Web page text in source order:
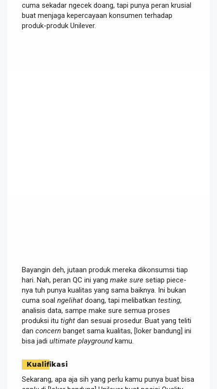
cuma sekadar ngecek doang, tapi punya peran krusial
buat menjaga kepercayaan konsumen terhadap
produk-produk Unilever.
Bayangin deh, jutaan produk mereka dikonsumsi tiap
hari. Nah, peran QC ini yang make sure setiap piece-
nya tuh punya kualitas yang sama baiknya. Ini bukan
cuma soal ngelihat doang, tapi melibatkan testing,
analisis data, sampe make sure semua proses
produksi itu tight dan sesuai prosedur. Buat yang teliti
dan concern banget sama kualitas, [loker bandung] ini
bisa jadi ultimate playgroundkamu.
Kualifikasi
Sekarang, apa aja sih yang perlu kamu punya buat bisa